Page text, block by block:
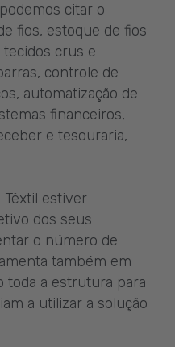
citar o
fios, estoque de fios
crus e
controle de
automatização de
financeiros,
e tesouraria,
Têxtil estiver
dos seus
o número de
também em
toda a estrutura para
a utilizar a solução